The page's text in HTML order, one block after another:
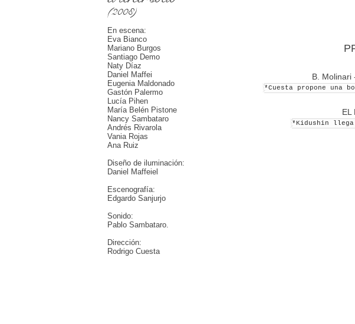
(2008)
En escena:
Eva Bianco
Mariano Burgos
Santiago Demo
Naty Díaz
Daniel Maffei
Eugenia Maldonado
Gastón Palermo
Lucía Pihen
María Belén Pistone
Nancy Sambataro
Andrés Rivarola
Vania Rojas
Ana Ruiz
Diseño de iluminación:
Daniel Maffeiel
Escenografía:
Edgardo Sanjurjo
Sonido:
Pablo Sambataro.
Dirección:
Rodrigo Cuesta
B. Molinari
*Cuesta propone una
EL
*Kidushin